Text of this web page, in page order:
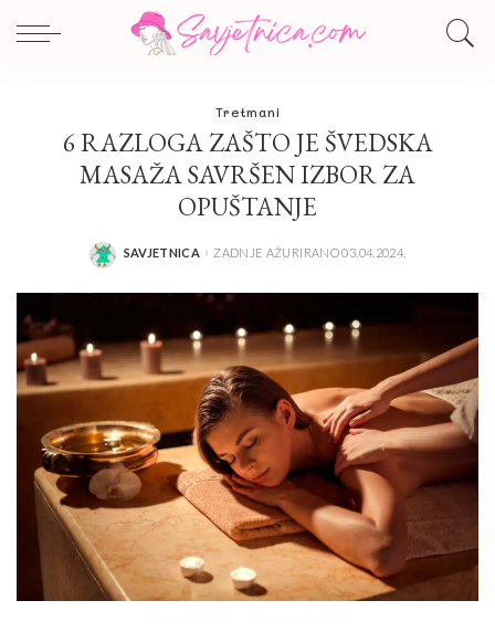
Tretmani
6 RAZLOGA ZAŠTO JE ŠVEDSKA
MASAŽA SAVRŠEN IZBOR ZA
OPUŠTANJE
POSTED
SAVJETNICA ZADNJE AŽURIRANO 03.04.2024.